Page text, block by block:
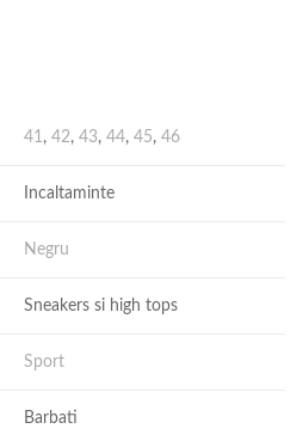
41,42,43,44,45,46
Incaltaminte
Negru
Sneakers si high tops
Sport
Barbati